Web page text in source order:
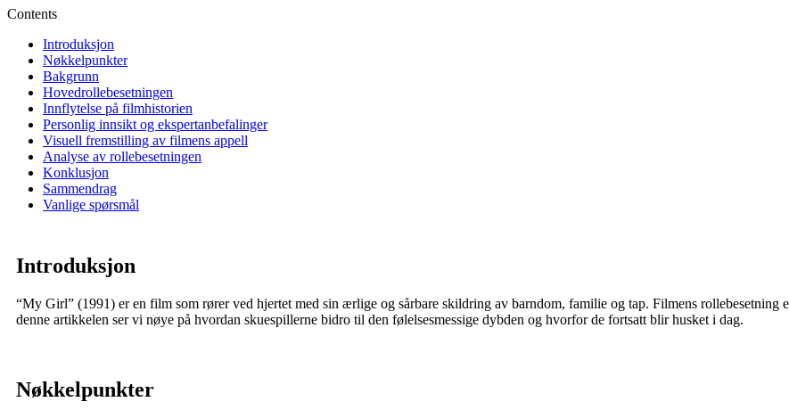
Contents
Introduksjon
Nøkkelpunkter
Bakgrunn
Hovedrollebesetningen
Innflytelse på filmhistorien
Personlig innsikt og ekspertanbefalinger
Visuell fremstilling av filmens appell
Analyse av rollebesetningen
Konklusjon
Sammendrag
Vanlige spørsmål
Introduksjon
“My Girl” (1991) er en film som rører ved hjertet med sin ærlige og sårbare skildring av barndom, familie og tap. Filmens rollebesetning
denne artikkelen ser vi nøye på hvordan skuespillerne bidro til den følelsesmessige dybden og hvorfor de fortsatt blir husket i dag.
Nøkkelpunkter